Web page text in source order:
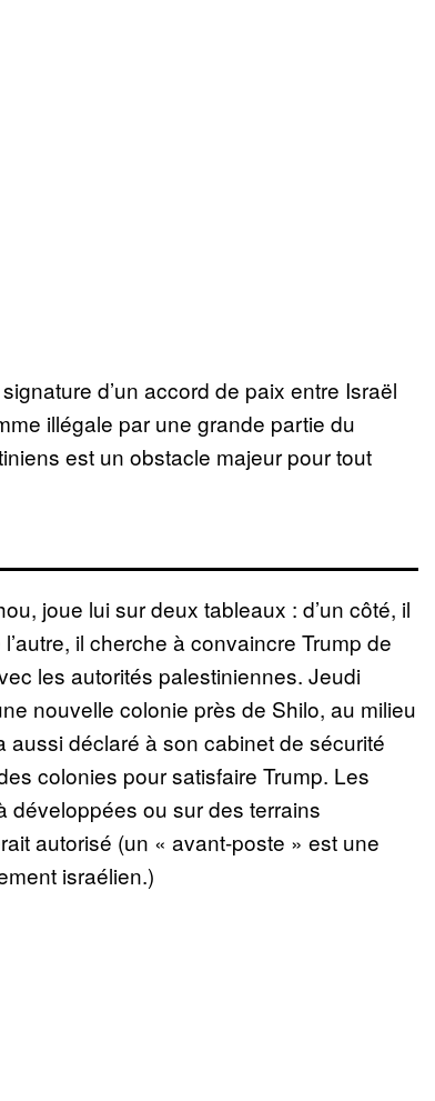
d’un accord de paix entre Israël
illégale par une grande partie du
est un obstacle majeur pour tout
joue lui sur deux tableaux : d’un côté, il
il cherche à convaincre Trump de
les autorités palestiniennes. Jeudi
nouvelle colonie près de Shilo, au milieu
aussi déclaré à son cabinet de sécurité
colonies pour satisfaire Trump. Les
développées ou sur des terrains
autorisé (un « avant-poste » est une
israélien.)